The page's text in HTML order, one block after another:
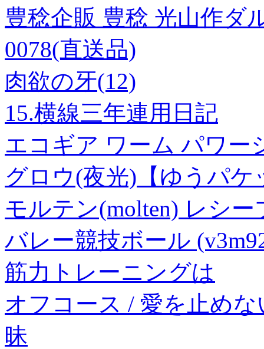
豊稔企販 豊稔 光山作ダ
0078(直送品)
肉欲の牙(12)
15.横線三年連用日記
エコギア ワーム パワー
グロウ(夜光)【ゆうパケ
モルテン(molten) レシ
バレー競技ボール
筋力トレーニングは
オフコース / 愛を止め
昧